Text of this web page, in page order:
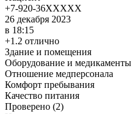
+7-920-36XXXXX
26 декабря 2023
в 18:15
+1.2 отлично
Здание и помещения
Оборудование и медикаменты
Отношение медперсонала
Комфорт пребывания
Качество питания
Проверено (2)